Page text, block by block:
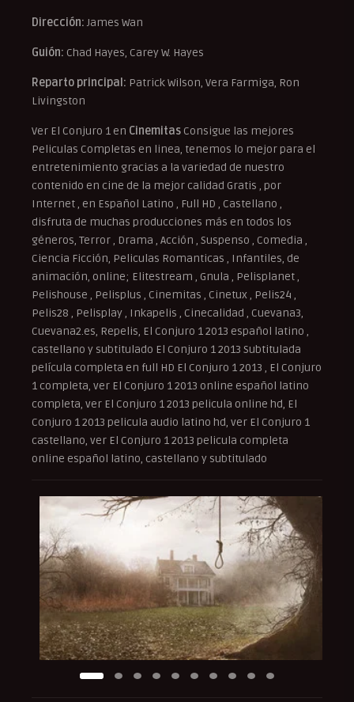
Dirección: James Wan
Guión: Chad Hayes, Carey W. Hayes
Reparto principal: Patrick Wilson, Vera Farmiga, Ron
Livingston
Ver El Conjuro 1 en Cinemitas Consigue las mejores
Peliculas Completas en linea, tenemos lo mejor para el
entretenimiento gracias a la variedad de nuestro
contenido en cine de la mejor calidad Gratis , por
Internet , en Español Latino , Full HD , Castellano ,
disfruta de muchas producciones más en todos los
géneros, Terror , Drama , Acción , Suspenso , Comedia ,
Ciencia Ficción, Peliculas Romanticas , Infantiles, de
animación, online; Elitestream , Gnula , Pelisplanet ,
Pelishouse , Pelisplus , Cinemitas , Cinetux , Pelis24 ,
Pelis28 , Pelisplay , Inkapelis , Cinecalidad , Cuevana3,
Cuevana2.es, Repelis, El Conjuro 1 2013 español latino ,
castellano y subtitulado El Conjuro 1 2013 Subtitulada
película completa en full HD El Conjuro 1 2013 , El Conjuro
1 completa, ver El Conjuro 1 2013 online español latino
completa, ver El Conjuro 1 2013 pelicula online hd, El
Conjuro 1 2013 pelicula audio latino hd, ver El Conjuro 1
castellano, ver El Conjuro 1 2013 pelicula completa
online español latino, castellano y subtitulado